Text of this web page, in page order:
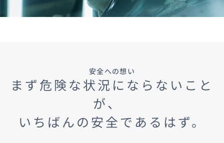
安全への想い
まず危険な状況にならないこと
が、
いちばんの安全であるはず。